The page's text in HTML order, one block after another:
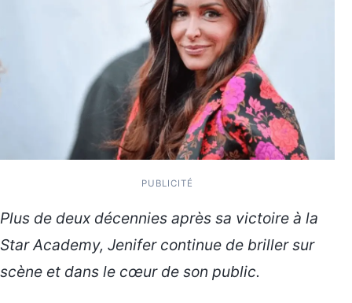
PUBLICITÉ
Plus de deux décennies après sa victoire à la
Star Academy, Jenifer continue de briller sur
scène et dans le cœur de son public.